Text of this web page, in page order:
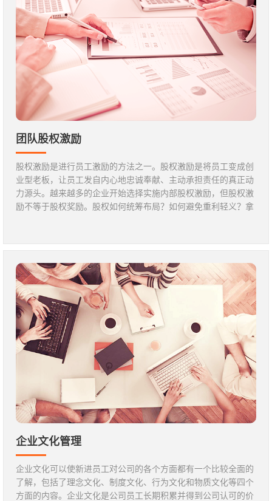
团队股权激励
股权激励是进行员工激励的方法之一。股权激励是将员工变成创
业型老板，让员工发自内心地忠诚奉献、主动承担责任的真正动
力源头。越来越多的企业开始选择实施内部股权激励，但股权激
励不等于股权奖励。股权如何统筹布局？如何避免重利轻义？拿
企业文化管理
企业文化可以使新进员工对公司的各个方面都有一个比较全面的
了解，包括了理念文化、制度文化、行为文化和物质文化等四个
方面的内容。企业文化是公司员工长期积累并得到公司认可的价